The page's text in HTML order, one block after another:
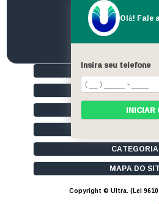
(11) 94172-
HOME
QUEM
SERVIÇOS
MAPA DO
Copyright © Ultra. (Lei 9610
Olá! Fale
Insira seu telefone
INICIAR